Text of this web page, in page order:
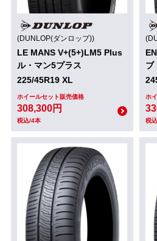
(DUNLOP(ダンロップ))
LE MANS V+(5+)LM5 Plus
ル・マン5プラス
225/45R19 XL
ホイールセット販売価格
308,300円
税込/4本
ブ
ホ
税